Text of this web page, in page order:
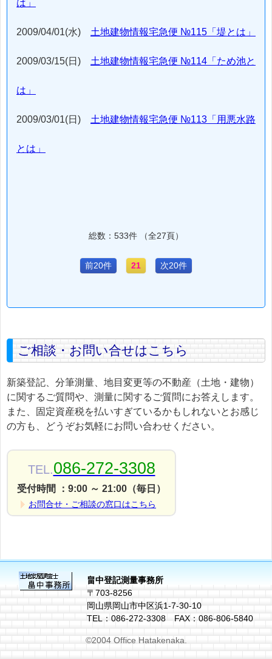
は」
2009/04/01(水) 土地建物情報宅急便 №115「堤とは」
2009/03/15(日) 土地建物情報宅急便 №114「ため池と
は」
2009/03/01(日) 土地建物情報宅急便 №113「用悪水路
とは」
総数：533件 （全27頁）
前20件 21 次20件
ご相談・お問い合せはこちら
新築登記、分筆測量、地目変更等の不動産（土地・建物）
に関するご質問や、測量に関するご質問にお答えします。
また、固定資産税を払いすぎているかもしれないとお感じ
の方も、どうぞお気軽にお問い合わせください。
TEL.086-272-3308
受付時間 ：9:00 ～ 21:00（毎日）
お問合せ・ご相談の窓口はこちら
畠中登記測量事務所
〒703-8256
岡山県岡山市中区浜1-7-30-10
TEL：086-272-3308 FAX：086-806-5840
©2004 Office Hatakenaka.